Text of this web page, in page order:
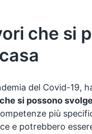
che si
del Covid-19,
si possono
più
e potrebbero